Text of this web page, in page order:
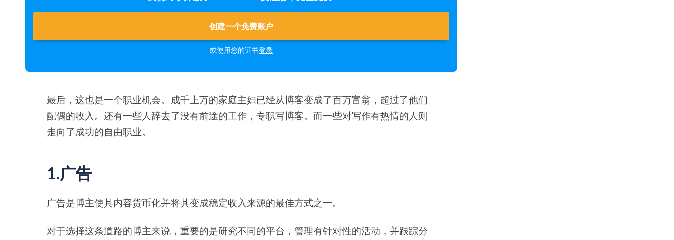
创建一个免费账户
或使用您的证书登录
最后，这也是一个职业机会。成千上万的家庭主妇已经从博客变成了百万富翁，超过了他们
配偶的收入。还有一些人辞去了没有前途的工作，专职写博客。而一些对写作有热情的人则
走向了成功的自由职业。
1.广告
广告是博主使其内容货币化并将其变成稳定收入来源的最佳方式之一。
对于选择这条道路的博主来说，重要的是研究不同的平台，管理有针对性的活动，并跟踪分